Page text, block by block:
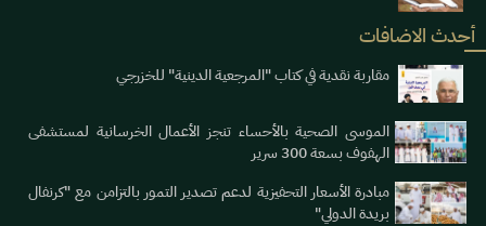
أحدث الاضافات
مقاربة نقدية في كتاب "المرجعية الدينية" للخزرجي
الموسى الصحية بالأحساء تنجز الأعمال الخرسانية لمستشفى
الهفوف بسعة 300 سرير
مبادرة الأسعار التحفيزية لدعم تصدير التمور بالتزامن مع "كرنفال
بريدة الدولي"